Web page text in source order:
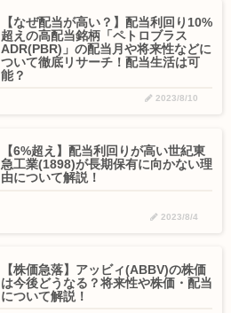
【なぜ配当が高い？】配当利回り10%
超えの高配当銘柄「ペトロブラス
ADR(PBR)」の配当月や将来性などに
ついて徹底リサーチ！配当生活は可
能？
2023/8/10
【6%超え】配当利回りが高い世紀東
急工業(1898)が長期保有に向かない理
由について解説！
2023/8/4
【株価急落】アッビィ(ABBV)の株価
は今後どうなる？将来性や株価・配当
について解説！